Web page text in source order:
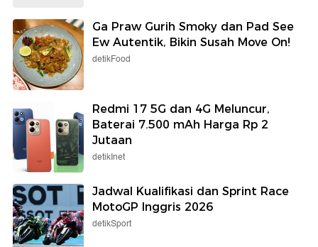
Ga Praw Gurih Smoky dan Pad See
Ew Autentik, Bikin Susah Move On!
detikFood
Redmi 17 5G dan 4G Meluncur,
Baterai 7.500 mAh Harga Rp 2
Jutaan
detikInet
Jadwal Kualifikasi dan Sprint Race
MotoGP Inggris 2026
detikSport